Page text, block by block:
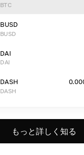
BTC
BUSD
BUSD
DAI
DAI
DASH
DASH
もっと詳しく知る